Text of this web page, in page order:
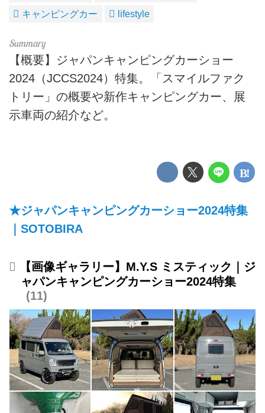
キャンピングカー
lifestyle
【概要】ジャパンキャンピングカーショー
2024（JCCS2024）特集。「スマイルファク
トリー」の概要や新作キャンピングカー、展
示車両の紹介など。
★ジャパンキャンピングカーショー2024特集
｜SOTOBIRA
【画像ギャラリー】M.Y.S ミスティック｜ジ
ャパンキャンピングカーショー2024特集
11